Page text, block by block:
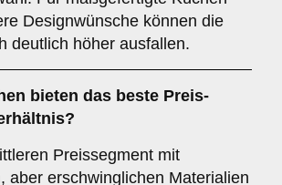
Designwünsche können die
deutlich höher ausfallen.
bieten das beste Preis-
Preissegment mit
aber erschwinglichen Materialien